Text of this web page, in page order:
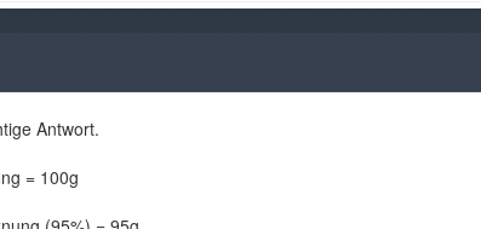
Antwort.
= 100g